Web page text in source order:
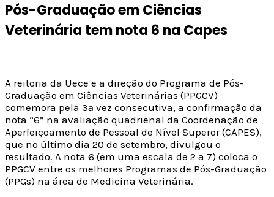
Pós-Graduação em Ciências
Veterinária tem nota 6 na Capes
A reitoria da Uece e a direção do Programa de Pós-
Graduação em Ciências Veterinárias (PPGCV)
comemora pela 3ª vez consecutiva, a confirmação da
nota “6” na avaliação quadrienal da Coordenação de
Aperfeiçoamento de Pessoal de Nível Superor (CAPES),
que no último dia 20 de setembro, divulgou o
resultado. A nota 6 (em uma escala de 2 a 7) coloca o
PPGCV entre os melhores Programas de Pós-Graduação
(PPGs) na área de Medicina Veterinária.